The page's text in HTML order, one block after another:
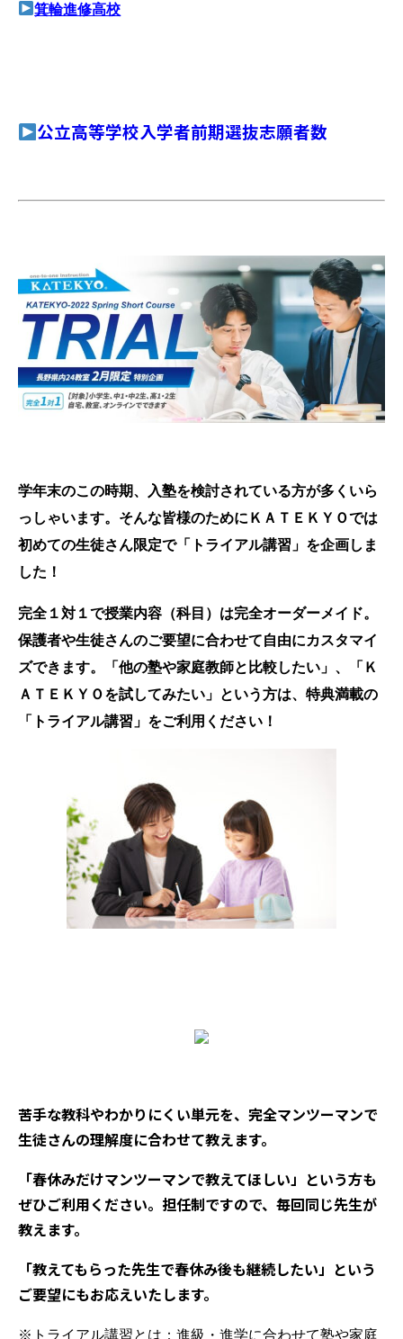
箕輪進修高校
公立高等学校入学者前期選抜志願者数
学年末のこの時期、入塾を検討されている方が多くいら
っしゃいます。そんな皆様のためにＫＡＴＥ ＫＹＯでは
初めての生徒さん限定で「トライアル講習」を企画しま
した！
完全１対１で授業内容（科目）は完全オーダーメイド。
保護者や生徒さんのご要望に合わせて自由にカスタマイ
ズできます。「他の塾や家庭教師と比較したい」、「Ｋ
ＡＴＥＫＹＯを試してみたい」という方は、特典満載の
「トライアル講習」をご利用ください！
苦手な教科やわかりにくい単元を、完全マンツーマンで
生徒さんの理解度に合わせて教えます。
「春休みだけマンツーマンで教えてほしい」という方も
ぜひご利用ください。担任制ですので、毎回同じ先生が
教えます。
「教えてもらった先生で春休み後も継続したい」という
ご要望にもお応えいたします。
※トライアル講習とは：進級・進学に合わせて塾や家庭